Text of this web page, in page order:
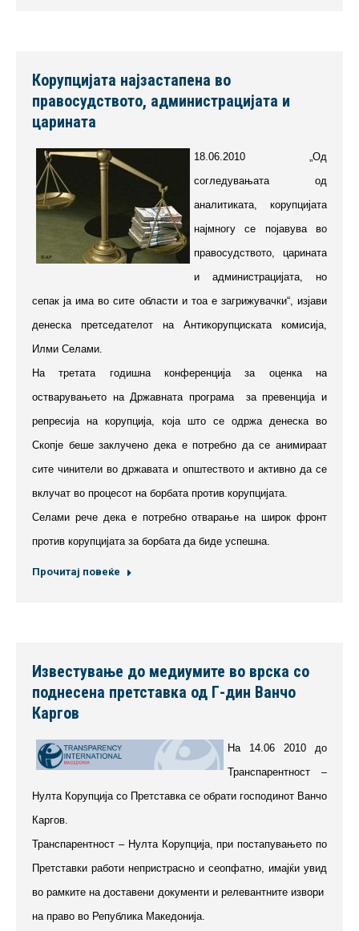
Корупцијата најзастапена во
правосудството, администрацијата и
царината
18.06.2010 „Од
согледувањата од
аналитиката, корупцијата
најмногу се појавува во
правосудството, царината
и администрацијата, но
сепак ја има во сите области и тоа е загрижувачки“, изјави
денеска претседателот на Антикорупциската комисија,
Илми Селами.
На третата годишна конференција за оценка на
остварувањето на Државната програма за превенција и
репресија на корупција, која што се одржа денеска во
Скопје беше заклучено дека е потребно да се анимираат
сите чинители во државата и општеството и активно да се
вклучат во процесот на борбата против корупцијата.
Селами рече дека е потребно отварање на широк фронт
против корупцијата за борбата да биде успешна.
Прочитај повеќе
Известување до медиумите во врска со
поднесена претставка од Г-дин Ванчо
Каргов
На 14.06 2010 до
Транспарентност –
Нулта Корупција со Претставка се обрати господинот Ванчо
Каргов.
Транспарентност – Нулта Корупција, при постапувањето по
Претставки работи непристрасно и сеопфатно, имајќи увид
во рамките на доставени документи и релевантните извори
на право во Република Македонија.